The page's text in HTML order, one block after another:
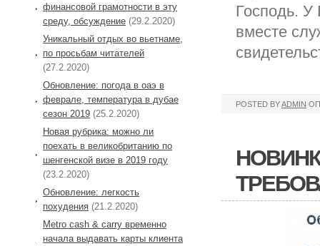
Господь. У
вместе
POSTED BYADMIN
финансовой грамотности в эту
среду, обсуждение (29.2.2020)
Уникальный отдых во вьетнаме,
по просьбам читателей
(27.2.2020)
Обновление: погода в оаэ в
феврале, температура в дубае
сезон 2019 (25.2.2020)
Новая рубрика: можно ли
поехать в великобританию по
шенгенской визе в 2019 году
(23.2.2020)
Обновление: легкость
похудения (21.2.2020)
Metro cash & carry временно
начала выдавать карты клиента